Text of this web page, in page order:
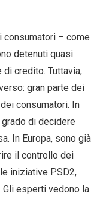
consumatori – come
detenuti quasi
credito. Tuttavia,
gran parte dei
consumatori. In
di decidere
In Europa, sono già
il controllo dei
iniziative PSD2,
Gli esperti vedono la